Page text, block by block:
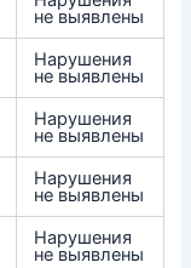
не выявлены
Нарушения
не выявлены
Нарушения
не выявлены
Нарушения
не выявлены
Нарушения
не выявлены